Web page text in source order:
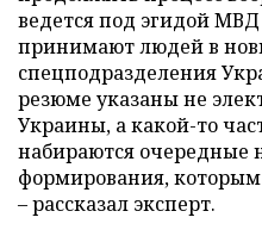
ведется под эгидой
принимают людей в
спецподразделения
резюме указаны не
Украины, а какой-то
набираются очередные
формирования,
–рассказал эксперт.